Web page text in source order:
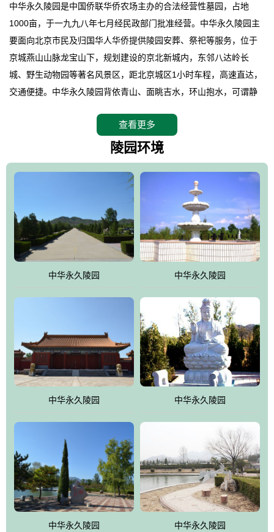
中华永久陵园是中国侨联华侨农场主办的合法经营性墓园，占地
1000亩，于一九九八年七月经民政部门批准经营。中华永久陵园主
要面向北京市民及归国华人华侨提供陵园安葬、祭祀等服务，位于
京城燕山山脉龙宝山下，规划建设的京北新城内，东邻八达岭长
城、野生动物园等著名风景区，距北京城区1小时车程，高速直达，
交通便捷。中华永久陵园背依青山、面眺吉水，环山抱水，可谓静
地。在总体设计上完全以中国传统文化作为前渠，由三条山脊环绕
而成，宛如一把太师椅，呈坐南朝北向，左青龙，右白虎，前朱
环绕挡住了外界的风吹，流动的生气遇到官厅的水又止住了，正好
符合山环水抱，藏风纳气的要求。中华永久陵园风景庄重典雅、气
势如宏，是华北地区最大的平川式墓园，陵园以皇家建筑风格为载
体吸取现代园林艺术之精华
查看更多
陵园环境
中华永久陵园 中华永久陵园
中华永久陵园 中华永久陵园
中华永久陵园 中华永久陵园